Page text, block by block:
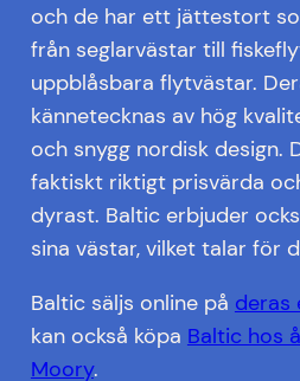
och de har ett jättestort
från seglarvästar till
uppblåsbara flytvästar.
kännetecknas av hög
och snygg nordisk design.
faktiskt riktigt prisvärda
dyrast. Baltic erbjuder
sina västar, vilket talar för
Baltic säljs online på deras
kan också köpa Baltic hos
Moory.